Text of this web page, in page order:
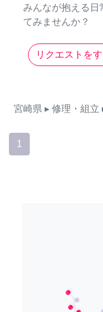
みんなが抱える日
てみませんか？
リクエストを
宮崎県 ▸ 修理・組立
1